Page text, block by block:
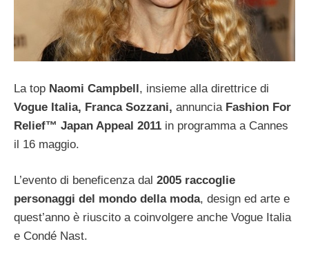
La top Naomi Campbell, insieme alla direttrice di
Vogue Italia, Franca Sozzani, annuncia Fashion For
Relief™ Japan Appeal 2011 in programma a Cannes
il 16 maggio.
L’evento di beneficenza dal 2005 raccoglie
personaggi del mondo della moda, design ed arte e
quest’anno è riuscito a coinvolgere anche Vogue Italia
e Condé Nast.